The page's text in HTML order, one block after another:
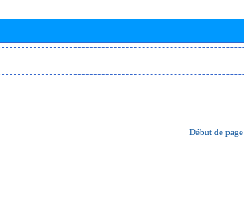
Début de page